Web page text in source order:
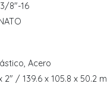
8"-16
Acero
2" / 139.6 x 105.8 x 50.2